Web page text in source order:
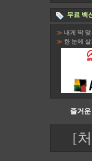
무료 백
≫ 내게 딱 맞
≫ 한 눈에
즐거
[